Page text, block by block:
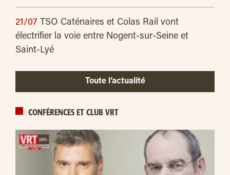
21/07
TSO Caténaires et Colas Rail vont
électrifier la voie entre Nogent-sur-Seine et
Saint-Lyé
Toute l’actualité
CONFÉRENCES ET CLUB VRT